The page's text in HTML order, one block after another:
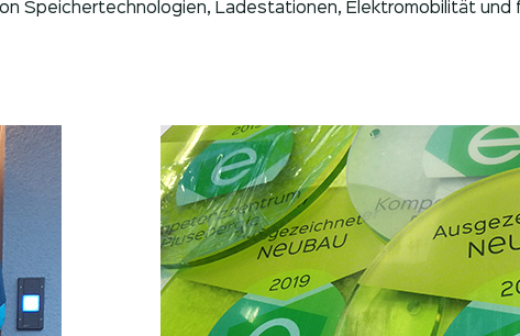
Speichertechnologien, Ladestationen, Elektromobilität und